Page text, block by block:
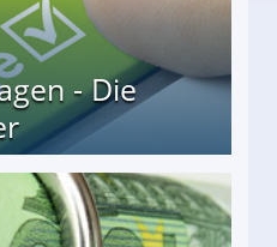
- Die